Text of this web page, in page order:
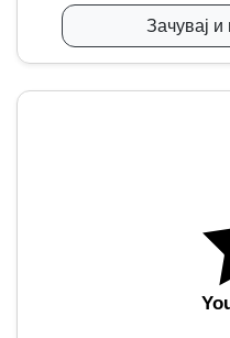
Зачувај и